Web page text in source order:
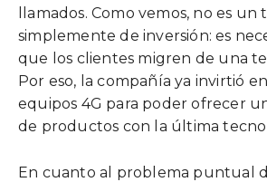
llamados. Como vemos, no es un
simplemente de inversión: es
que los clientes migren de una
Por eso, la compañía ya invirtió
equipos 4G para poder ofrecer
de productos con la última
En cuanto al problema puntual